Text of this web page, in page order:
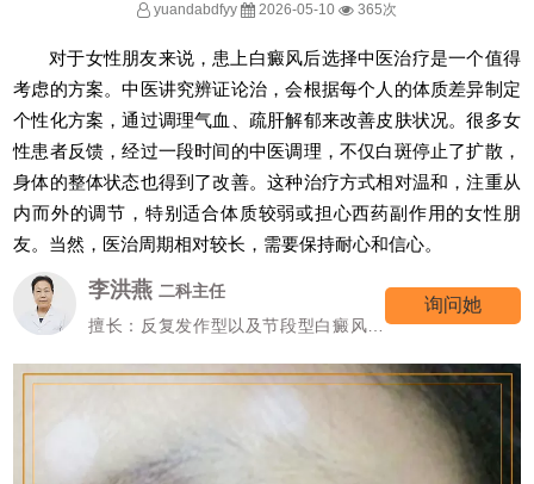
yuandabdfyy 2026-05-10 365次
对于女性朋友来说，患上白癜风后选择中医治疗是一个值得
考虑的方案。中医讲究辨证论治，会根据每个人的体质差异制定
个性化方案，通过调理气血、疏肝解郁来改善皮肤状况。很多女
性患者反馈，经过一段时间的中医调理，不仅白斑停止了扩散，
身体的整体状态也得到了改善。这种治疗方式相对温和，注重从
内而外的调节，特别适合体质较弱或担心西药副作用的女性朋
友。当然，医治周期相对较长，需要保持耐心和信心。
李洪燕 二科主任
擅长：反复发作型以及节段型白癜风诊
询问她